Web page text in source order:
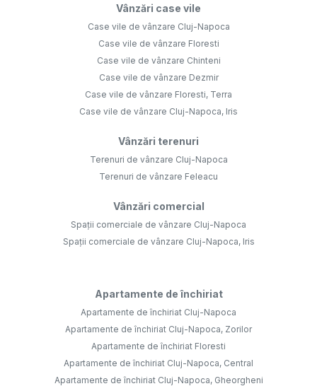
Vânzări case vile
Case vile de vânzare Cluj-Napoca
Case vile de vânzare Floresti
Case vile de vânzare Chinteni
Case vile de vânzare Dezmir
Case vile de vânzare Floresti, Terra
Case vile de vânzare Cluj-Napoca, Iris
Vânzări terenuri
Terenuri de vânzare Cluj-Napoca
Terenuri de vânzare Feleacu
Vânzări comercial
Spații comerciale de vânzare Cluj-Napoca
Spații comerciale de vânzare Cluj-Napoca, Iris
Apartamente de închiriat
Apartamente de închiriat Cluj-Napoca
Apartamente de închiriat Cluj-Napoca, Zorilor
Apartamente de închiriat Floresti
Apartamente de închiriat Cluj-Napoca, Central
Apartamente de închiriat Cluj-Napoca, Gheorgheni